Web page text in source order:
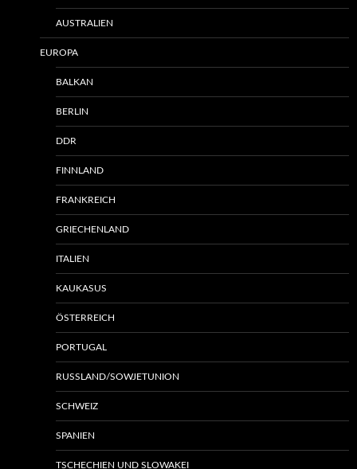
AUSTRALIEN
EUROPA
BALKAN
BERLIN
DDR
FINNLAND
FRANKREICH
GRIECHENLAND
ITALIEN
KAUKASUS
ÖSTERREICH
PORTUGAL
RUSSLAND/SOWJETUNION
SCHWEIZ
SPANIEN
TSCHECHIEN UND SLOWAKEI